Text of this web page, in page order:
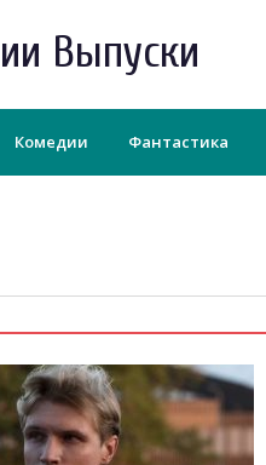
Выпуски
Комедии Фантастика